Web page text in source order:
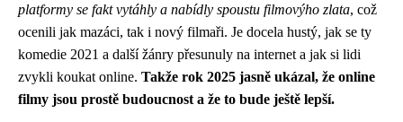
platformy se fakt vytáhly a nabídly spoustu filmovýho zlata, což
ocenili jak mazáci, tak i nový filmaři. Je docela hustý, jak se ty
komedie 2021 a další žánry přesunuly na internet a jak si lidi
zvykli koukat online. Takže rok 2025 jasně ukázal, že online
filmy jsou prostě budoucnost a že to bude ještě lepší.